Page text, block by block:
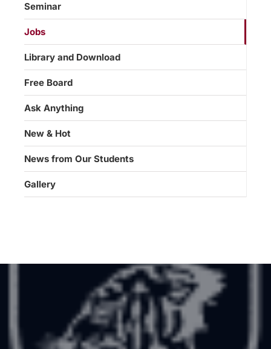
Seminar
Jobs
Library and Download
Free Board
Ask Anything
New & Hot
News from Our Students
Gallery